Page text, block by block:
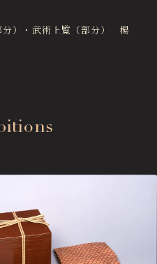
）・武術上覧（部分） 楊